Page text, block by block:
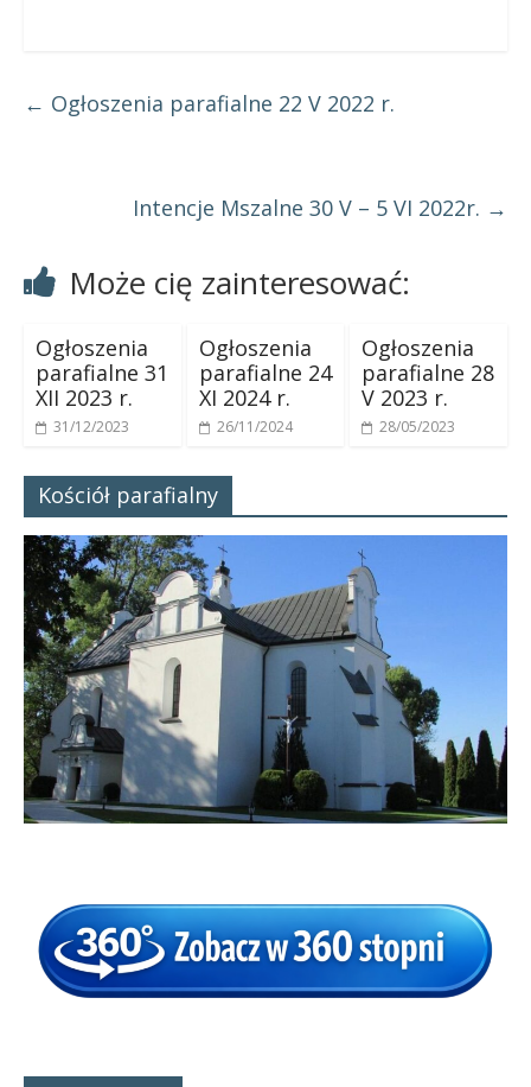
← Ogłoszenia parafialne 22 V 2022 r.
Intencje Mszalne 30 V – 5 VI 2022r. →
Może cię zainteresować:
Ogłoszenia
parafialne 31
XII 2023 r.
31/12/2023
Ogłoszenia
parafialne 24
XI 2024 r.
26/11/2024
Ogłoszenia
parafialne 28
V 2023 r.
28/05/2023
Kościół parafialny